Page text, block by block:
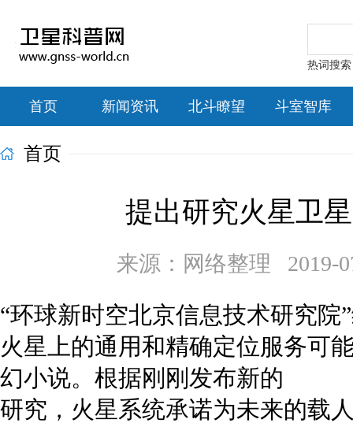
热词搜
首页 新闻资讯 北斗瞭望 斗室智库
首页
提出研究火星卫
来源：网络整理 2019-
“环球新时空北京信息技术研究院
火星上的通用和精确定位服务可
幻小说。根据刚刚发布新的
研究，火星系统承诺为未来的载